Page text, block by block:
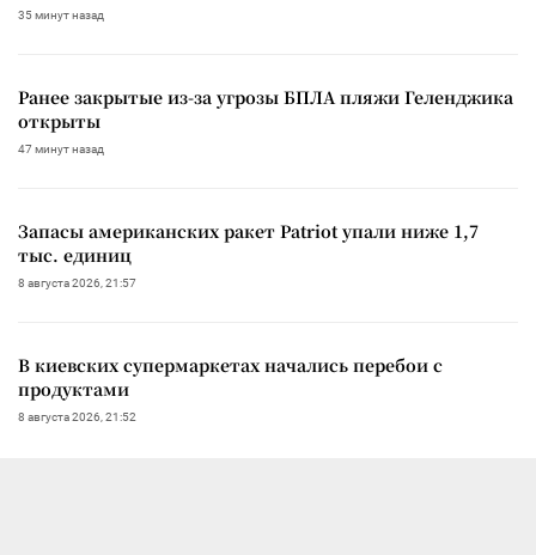
35 минут назад
Ранее закрытые из-за угрозы БПЛА пляжи Геленджика
открыты
47 минут назад
Запасы американских ракет Patriot упали ниже 1,7
тыс. единиц
8 августа 2026, 21:57
В киевских супермаркетах начались перебои с
продуктами
8 августа 2026, 21:52